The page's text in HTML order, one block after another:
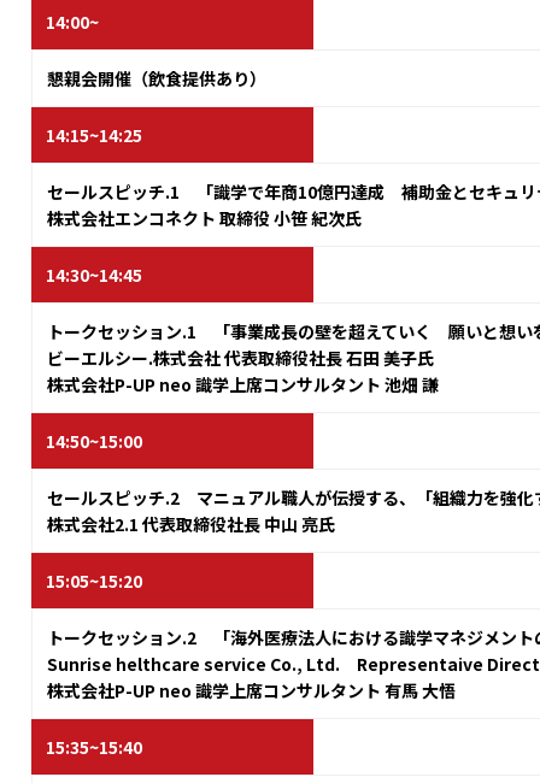
14:00~
懇親会開催 （飲食提供あり）
14:15~14:25
セールスピッチ.1 「識学で年商10億円達成 補助金とセキュリ
株式会社エンコネクト 取締役 小笹 紀次氏
14:30~14:45
トークセッション.1 「事業成長の壁を超えていく 願いと想い
ビーエルシー.株式会社 代表取締役社長 石田 美子氏
株式会社P-UP neo 識学上席コンサルタント 池畑 謙
14:50~15:00
セールスピッチ.2 マニュアル職人が伝授する、「組織力を強化
株式会社2.1 代表取締役社長 中山 亮氏
15:05~15:20
トークセッション.2 「海外医療法人における識学マネジメント
Sunrise helthcare service Co., Ltd. Representaive
株式会社P-UP neo 識学上席コンサルタント 有馬 大悟
15:35~15:40